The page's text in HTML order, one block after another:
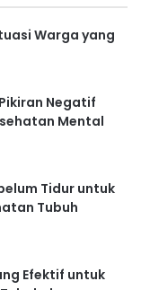
Warga yang
Negatif
Mental
Tidur untuk
Tubuh
Efektif untuk